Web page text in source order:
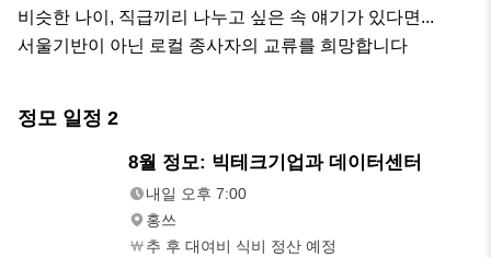
비슷한 나이, 직급끼리 나누고 싶은 속 얘기가 있다면...
서울기반이 아닌 로컬 종사자의 교류를 희망합니다
정모 일정 2
8월 정모: 빅테크기업과 데이터센터
내일 오후 7:00
홍쓰
추 후 대여비 식비 정산 예정